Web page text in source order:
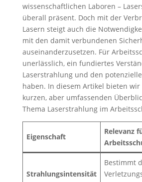
wissenschaftlichen Laboren –
überall präsent. Doch mit der
Lasern steigt auch die
mit den damit verbundenen
auseinanderzusetzen. Für
unerlässlich, ein fundiertes
Laserstrahlung und den
haben. In diesem Artikel bieten
kurzen, aber umfassenden
Thema Laserstrahlung im
Eigenschaft
Relevanz
Strahlungsintensität
Bestimmt